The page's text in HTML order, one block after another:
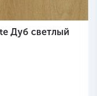
Дуб светлый